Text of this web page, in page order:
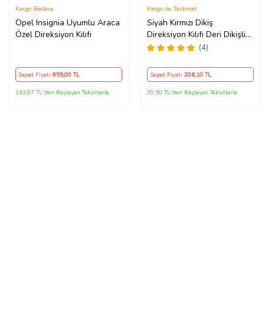
Opel Insignia Uyumlu Araca
Özel Direksiyon Kılıfı
Kargo Bedava
Sepet Fiyatı855,00 TL
163,87 TL'den Başlayan Taksitlerle
Siyah Kırmızı Dikiş
Direksiyon Kılıfı Deri Dikişli
Direksiyon Kılıf Kokusuz Kılıf
(4)
Kargo ile Teslimat
Sepet Fiyatı206,10 TL
39,50 TL'den Başlayan Taksitlerle